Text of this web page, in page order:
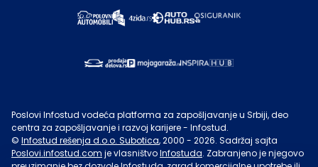
Poslovi Infostud vodeća platforma za zapošljavanje u Srbiji, deo
centra za zapošljavanje i razvoj karijere - Infostud.
© Infostud rešenja d.o.o. Subotica, 2000 - 2026. Sadržaj sajta
Poslovi.infostud.com je vlasništvoInfostuda. Zabranjeno je njegovo